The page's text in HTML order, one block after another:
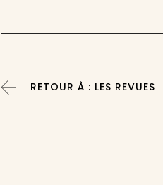
RETOUR À : LES REVUES